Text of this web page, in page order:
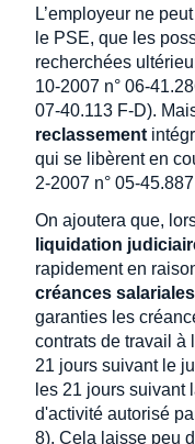
L’employeur ne
le PSE, que les
recherchées
10-2007 n° 06-
07-40.113 F-D).
reclassement
qui se libèrent en
2-2007 n° 05-
On ajoutera que,
liquidation
rapidement en
créances salariales
garanties les
contrats de travail à
21 jours suivant le
les 21 jours suivant
d'activité autorisé
8). Cela laisse peu